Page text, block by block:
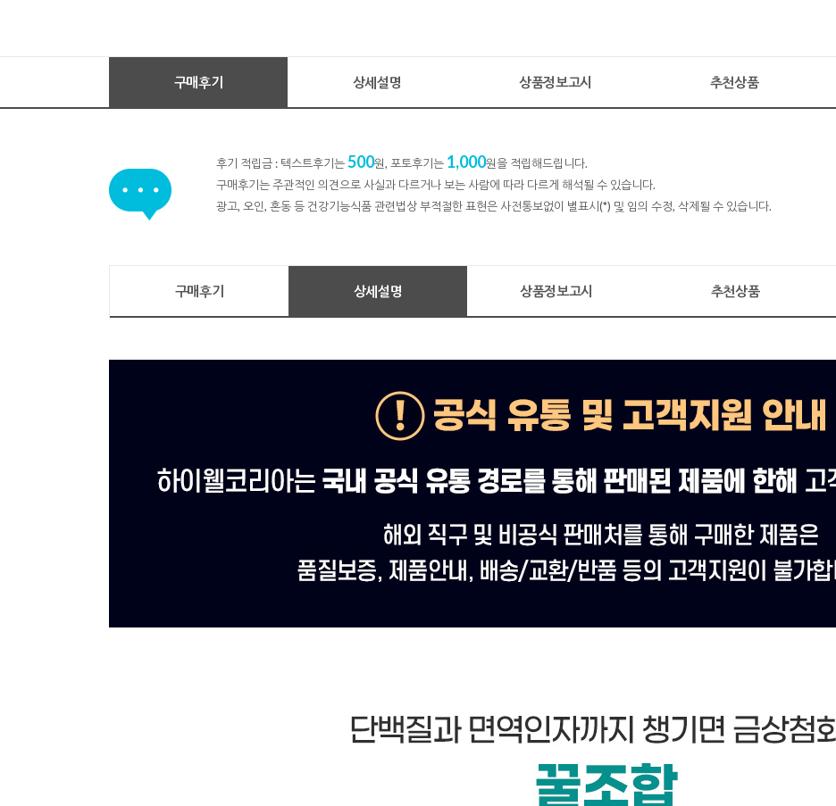
구매후기 상세설명 상품정보고시 추천상품
후기 적립금 : 텍스트후기는500원, 포토후기는 1,000원을 적립해드립니다.
구매후기는 주관적인 의견으로 사실과 다르거나 보는 사람에 따라 다르게 해석될 수 있습니다.
광고, 오인, 혼동 등 건강기능식품 관련법상 부적절한 표현은 사전통보없이 별표시(*) 및 임의 수정, 삭제될 수 있습니다.
구매후기 상세설명 상품정보고시 추천상품